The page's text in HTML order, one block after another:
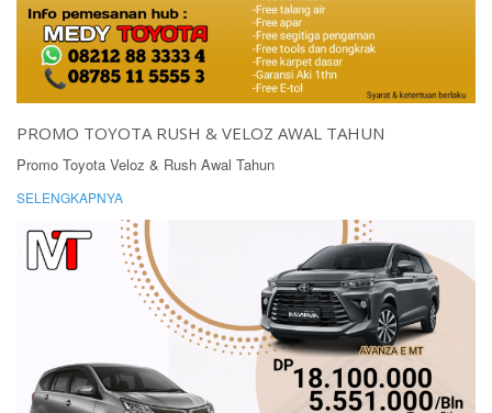
PROMO TOYOTA RUSH & VELOZ AWAL TAHUN
Promo Toyota Veloz & Rush Awal Tahun
SELENGKAPNYA